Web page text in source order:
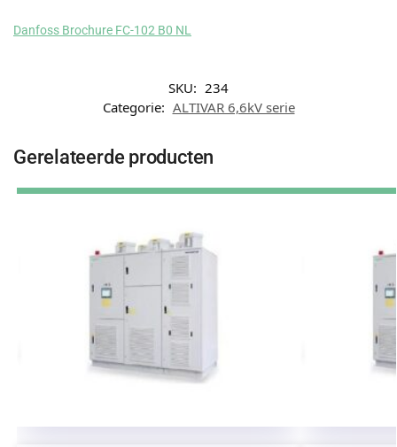
Danfoss Brochure FC-102 B0 NL
SKU: 234
Categorie: ALTIVAR 6,6kV serie
Gerelateerde producten